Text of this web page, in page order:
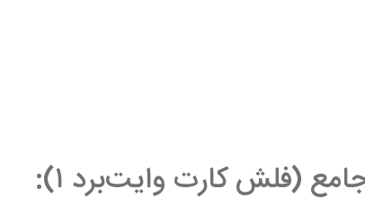
(فلش کارت وایت‌برد ۱):